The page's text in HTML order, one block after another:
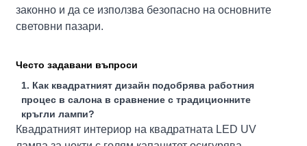
законно и да се използва безопасно на основните
световни пазари.
Често задавани въпроси
1. Как квадратният дизайн подобрява работния
процес в салона в сравнение с традиционните
кръгли лампи?
Квадратният интериор на квадратната LED UV